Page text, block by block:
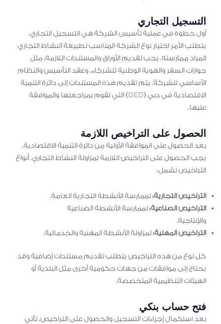
التسجيل التجاري
أول خطوة في عملية تأسيس الشركة هي التسجيل التجاري.
يتطلب الأمر اختيار نوع الشركة المناسب لطبيعة النشاط التجاري
المراد ممارسته. يجب تقديم الأوراق والمستندات اللازمة، مثل
جوازات السفر والهوية الوطنية للشركاء، وعقد التأسيس والنظام
الأساسي للشركة. يتم تقديم هذه المستندات إلى دائرة التنمية
الاقتصادية في دبي (DED) التي تقوم بمراجعتها والموافقة
عليها.
الحصول على التراخيص اللازمة
بعد الحصول على الموافقة الأولية من دائرة التنمية الاقتصادية،
يجب الحصول على التراخيص اللازمة لمزاولة النشاط التجاري. أنواع
التراخيص تشمل:
التراخيص التجارية:لممارسة الأنشطة التجارية العامة.
التراخيص الصناعية:لممارسة الأنشطة الصناعية
والإنتاجية.
التراخيص المهنية:لمزاولة الأنشطة المهنية والخدماتية.
كل نوع من هذه التراخيص يتطلب تقديم مستندات إضافية وقد
يحتاج إلى موافقات من جهات حكومية أخرى مثل البلدية أو
الهيئات التنظيمية المتخصصة.
فتح حساب بنكي
بعد استكمال إجراءات التسجيل والحصول على التراخيص، تأتي